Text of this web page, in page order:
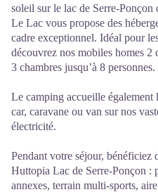
soleil sur le lac de Serre-
Le Lac vous propose des
cadre exceptionnel. Idéal pour
découvrez nos mobiles homes 2
3 chambres jusqu’à 8 personnes.
Le camping accueille également
car, caravane ou van sur nos
électricité.
Pendant votre séjour, bénéficiez
Huttopia Lac de Serre-Ponçon :
annexes, terrain multi-sports,